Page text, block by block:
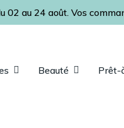
02 au 24 août. Vos
Beauté Prêt-